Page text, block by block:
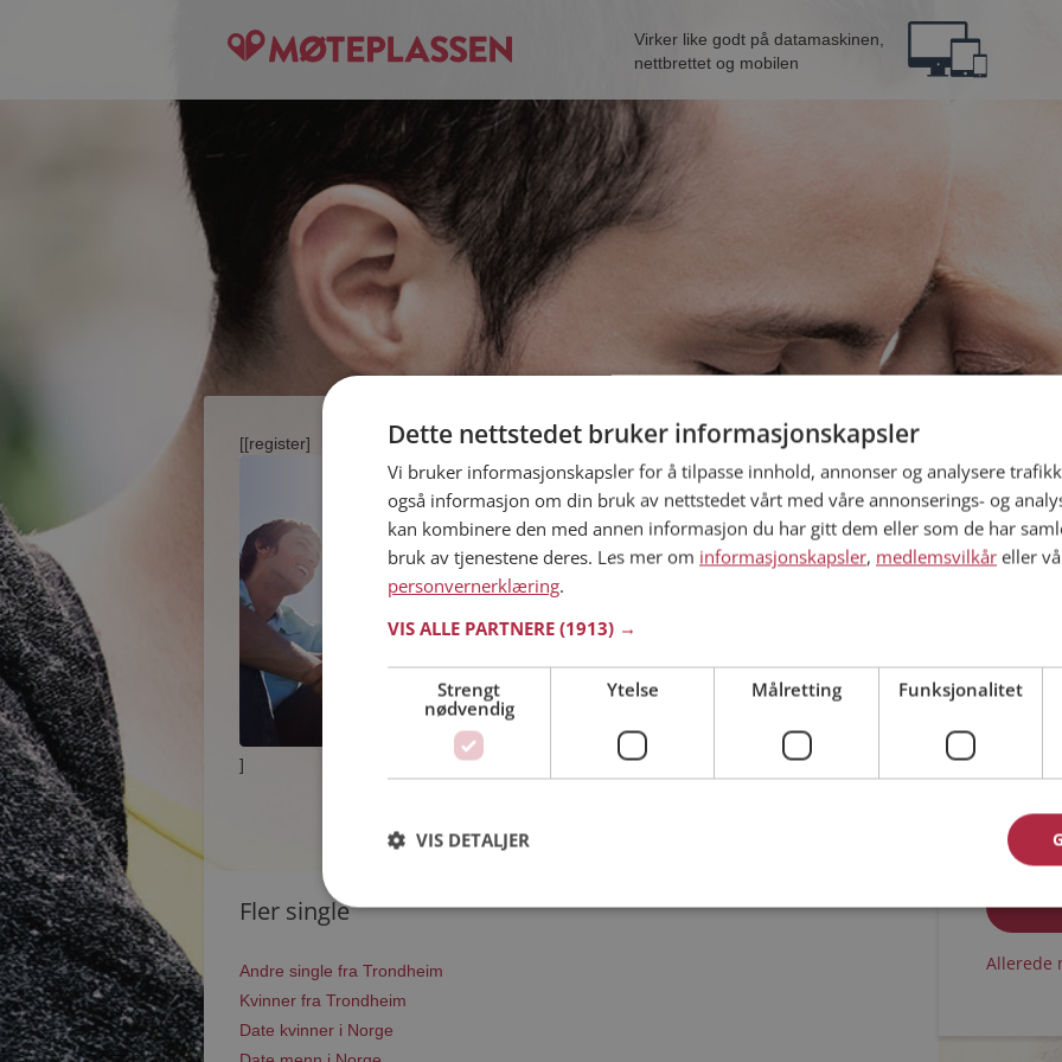
Virker like godt på datamaskinen,
nettbrettet og mobilen
[[register]
]
Fler single
Andre single fra Trondheim
Kvinner fra Trondheim
Date kvinner i Norge
Jeg er en:
Jeg
Jeg
Allerede
Dette nettstedet bruker informasjonskapsler
Vi bruker informasjonskapsler for å tilpasse innhold, annonser og analysere
også informasjon om din bruk av nettstedet vårt med våre annonserings- og
kan kombinere den med annen informasjon du har gitt dem eller som de har
bruk av tjenestene deres. Les mer om informasjonskapsler, medlemsvilkår eller
personvernerklæring.
VIS ALLE PARTNERE (1913) →
Strengt
nødvendig
Ytelse Målretting Funksjonalitet
VIS DETALJER